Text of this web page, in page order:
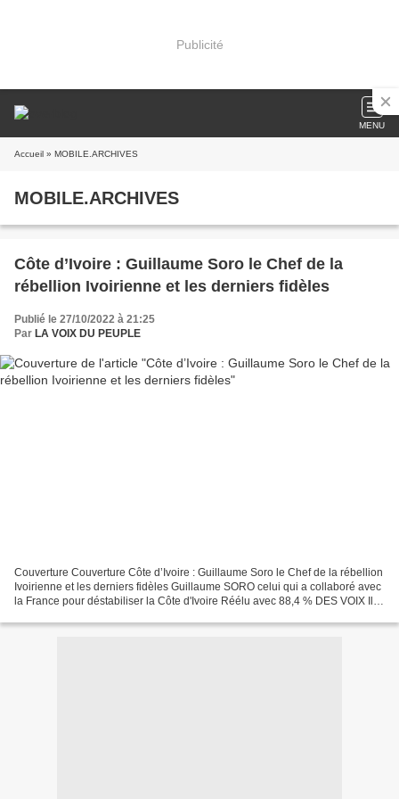
Publicité
MENU
Accueil » MOBILE.ARCHIVES
MOBILE.ARCHIVES
Côte d’Ivoire : Guillaume Soro le Chef de la
rébellion Ivoirienne et les derniers fidèles
Publié le 27/10/2022 à 21:25
Par LA VOIX DU PEUPLE
Couverture Couverture Côte d’Ivoire : Guillaume Soro le Chef de la rébellion
Ivoirienne et les derniers fidèles Guillaume SORO celui qui a collaboré avec
la France pour déstabiliser la Côte d'Ivoire Réélu avec 88,4 % DES VOIX Il y